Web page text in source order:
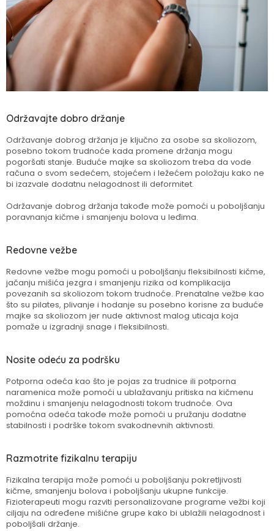
Održavajte dobro držanje
Održavanje dobrog držanja je ključno za osobe sa skoliozom,
posebno tokom trudnoće kada promene držanja mogu
pogoršati stanje. Buduće majke sa skoliozom treba da vode
računa o svom sedećem, stojećem i ležećem položaju kako ne
bi izazvale dodatnu nelagodnost ili deformitet.
Održavanje dobrog držanja takođe može pomoći u poboljšanju
poravnanja kičme i smanjenju bolova u leđima.
Redovne vežbe
Redovne vežbe mogu pomoći u poboljšanju fleksibilnosti kičme,
jačanju mišića jezgra i smanjenju rizika od komplikacija
povezanih sa skoliozom tokom trudnoće. Prenatalne vežbe kao
što su pilates, plivanje i hodanje su posebno korisne za buduće
majke sa skoliozom jer nude aktivnost malog uticaja koja
pomaže u izgradnji snage i fleksibilnosti.
Nosite odeću za podršku
Potporna odeća kao što je pojas za trudnice ili potporna
naramenica može pomoći u ublažavanju pritiska na kičmenu
moždinu i smanjenju nelagodnosti tokom trudnoće. Ova
pomoćna odeća takođe može pomoći u pružanju dodatne
stabilnosti i podrške tokom svakodnevnih aktivnosti.
Razmotrite fizikalnu terapiju
Fizikalna terapija može pomoći u poboljšanju pokretljivosti
kičme, smanjenju bolova i poboljšanju ukupne funkcije.
Fizioterapeuti mogu razviti personalizovane programe vežbi koji
ciljaju na određene mišićne grupe kako bi ublažili nelagodnost i
poboljšali držanje.